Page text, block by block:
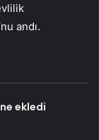
andı.
ekledi